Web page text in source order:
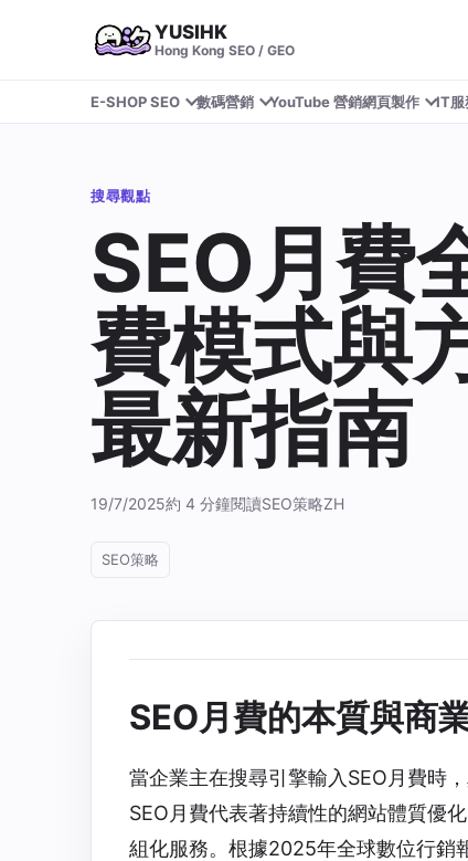
YUSIHK
Hong Kong SEO / GEO
E-SHOP SEO 數碼營銷 YouTube 營銷網頁製作 IT服
搜尋觀點
SEO月費
費模式與
最新指南
19/7/2025約 4 分鐘閱讀SEO策略ZH
SEO策略
SEO月費的本質與商
當企業主在搜尋引擎輸入SEO月費時
SEO月費代表著持續性的網站體質優
組化服務。根據2025年全球數位行銷